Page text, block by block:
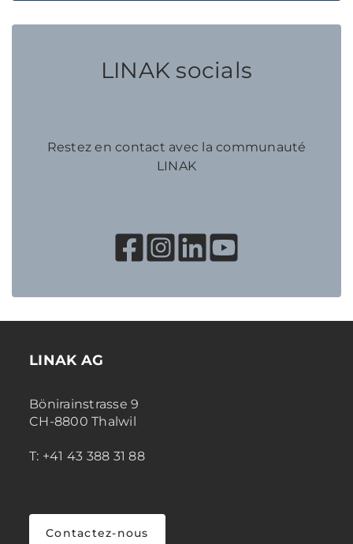
LINAK socials
Restez en contact avec la communauté
LINAK
LINAK AG
Bönirainstrasse 9
CH-8800 Thalwil
T: +41 43 388 31 88
Contactez-nous